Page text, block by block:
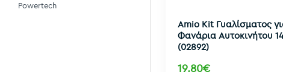
Powertech
Amio Κit Γυαλίσματος
Φανάρια Αυτοκινήτου
(02892)
19,80€